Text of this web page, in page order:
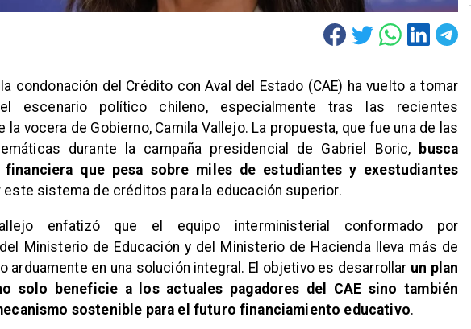
condonación del Crédito con Aval del Estado (CAE) ha vuelto a tomar
escenario político chileno, especialmente tras las recientes
la vocera de Gobierno, Camila Vallejo. La propuesta, que fue una de las
durante la campaña presidencial de Gabriel Boric,
busca
que pesa sobre miles de estudiantes y exestudiantes
este sistema de créditos para la educación superior.
enfatizó que el equipo interministerial conformado por
Ministerio de Educación y del Ministerio de Hacienda lleva más de
arduamente en una solución integral. El objetivo es desarrollar un plan
solo beneficie a los actuales pagadores del CAE sino también
sostenible para el futuro financiamiento educativo.